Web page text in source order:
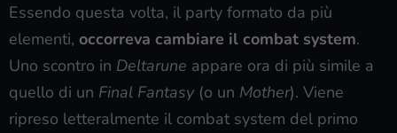
Essendo questa volta, il party formato da più
elementi, occorreva cambiare il combat system.
Uno scontro in Deltarune appare ora di più simile a
quello di un Final Fantasy (o un Mother). Viene
ripreso letteralmente il combat system del primo